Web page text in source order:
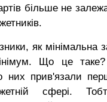
більше не
як мінімальна
Що це таке?
них прив'язали
сфері.